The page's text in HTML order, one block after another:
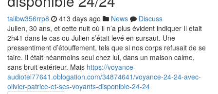
talibw356rrp8 413 days ago News
Discuss
Julien, 30 ans, et cette nuit où il n’a plus évident indiquer Il était
2h41 dans le cas ou Julien s’était levé en sursaut. Une
pressentiment d’étouffement, tels que si nos corps refusait de se
taire. Il était néanmoins seul chez lui, dans un maison calme,
sans bruit extérieur. Mais https://voyance-
audiotel77641.oblogation.com/34874641/voyance-24-24-avec-
olivier-patrice-et-ses-voyants-disponible-24-24